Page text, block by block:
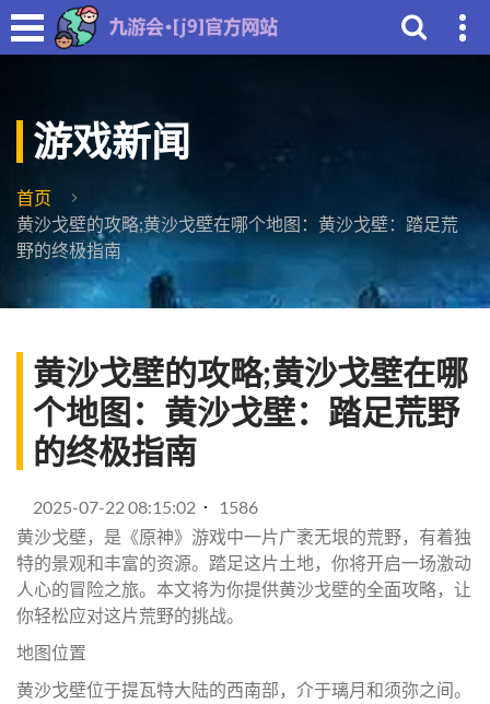
游戏新闻
首页
黄沙戈壁的攻略;黄沙戈壁在哪个地图：黄沙戈壁：踏足荒
野的终极指南
黄沙戈壁的攻略;黄沙戈壁在哪
个地图：黄沙戈壁：踏足荒野
的终极指南
2025-07-22 08:15:02
1586
黄沙戈壁，是《原神》游戏中一片广袤无垠的荒野，有着独
特的景观和丰富的资源。踏足这片土地，你将开启一场激动
人心的冒险之旅。本文将为你提供黄沙戈壁的全面攻略，让
你轻松应对这片荒野的挑战。
地图位置
黄沙戈壁位于提瓦特大陆的西南部，介于璃月和须弥之间。